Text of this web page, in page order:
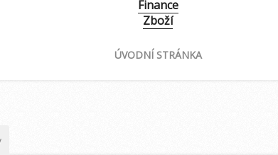
Finance
Zboží
ÚVODNÍ STRÁNKA